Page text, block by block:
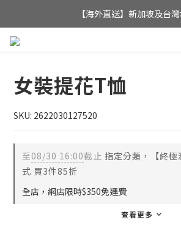
全店滿$350，即可享港澳地區
【海外直送】新加坡及台
女裝提花T恤
SKU: 2622030127520
至08/30 16:00截止 指定分類，【終
式 買3件85折
全店，網店限時$350免運費
查看更多